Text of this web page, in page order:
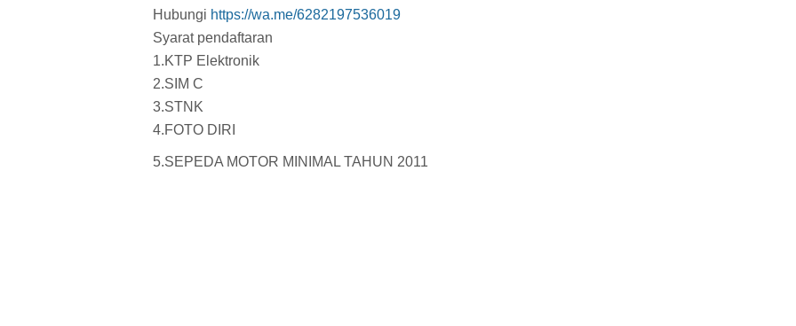
Hubungi https://wa.me/6282197536019
Syarat pendaftaran
1.KTP Elektronik
2.SIM C
3.STNK
4.FOTO DIRI
5.SEPEDA MOTOR MINIMAL TAHUN 2011